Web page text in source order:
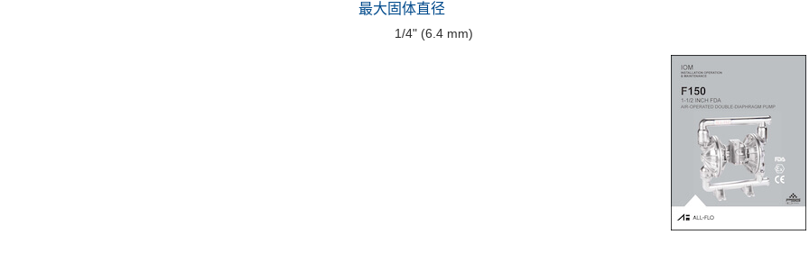
最大固体直径
1/4" (6.4 mm)